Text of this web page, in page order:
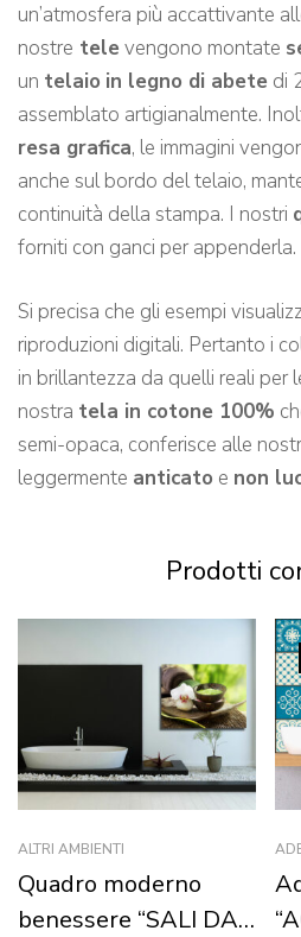
un’atmosfera più accattivante
nostre tele vengono montate
un telaio in legno di abete di
assemblato artigianalmente.
resa grafica, le immagini
anche sul bordo del telaio,
continuità della stampa. I nostri
forniti con ganci per appenderla.
Si precisa che gli esempi
riproduzioni digitali. Pertanto i
in brillantezza da quelli reali per
nostra tela in cotone 100%
semi-opaca, conferisce alle
leggermente anticato e non
Prodotti
ALTRI AMBIENTI
Quadro moderno
benessere “SALI DA